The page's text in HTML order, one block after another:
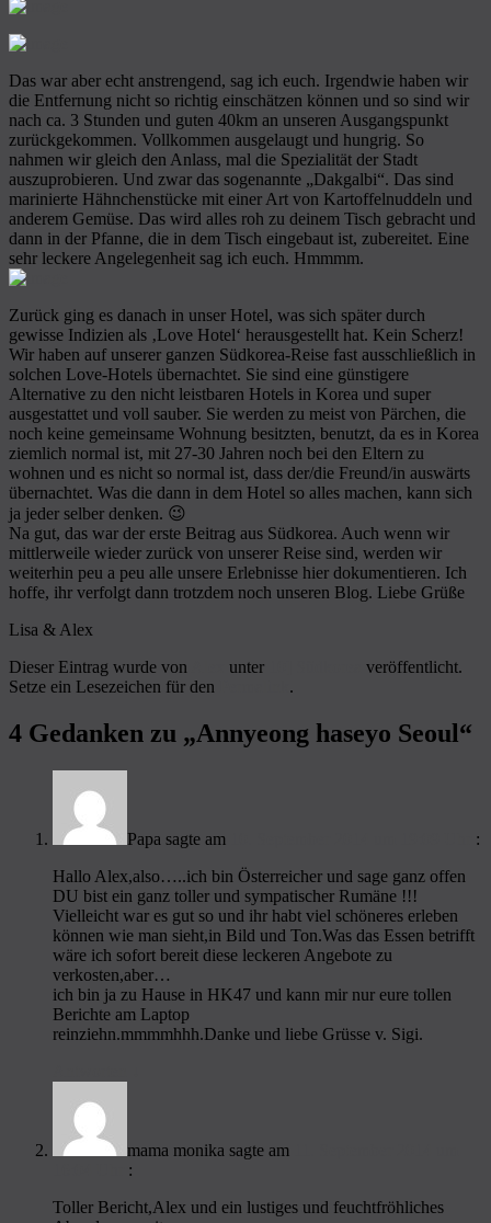
Das war aber echt anstrengend, sag ich euch. Irgendwie haben wir
die Entfernung nicht so richtig einschätzen können und so sind wir
nach ca. 3 Stunden und guten 40km an unseren Ausgangspunkt
zurückgekommen. Vollkommen ausgelaugt und hungrig. So
nahmen wir gleich den Anlass, mal die Spezialität der Stadt
auszuprobieren. Und zwar das sogenannte „Dakgalbi“. Das sind
marinierte Hähnchenstücke mit einer Art von Kartoffelnuddeln und
anderem Gemüse. Das wird alles roh zu deinem Tisch gebracht und
dann in der Pfanne, die in dem Tisch eingebaut ist, zubereitet. Eine
sehr leckere Angelegenheit sag ich euch. Hmmmm.
Zurück ging es danach in unser Hotel, was sich später durch
gewisse Indizien als ‚Love Hotel‘ herausgestellt hat. Kein Scherz!
Wir haben auf unserer ganzen Südkorea-Reise fast ausschließlich in
solchen Love-Hotels übernachtet. Sie sind eine günstigere
Alternative zu den nicht leistbaren Hotels in Korea und super
ausgestattet und voll sauber. Sie werden zu meist von Pärchen, die
noch keine gemeinsame Wohnung besitzten, benutzt, da es in Korea
ziemlich normal ist, mit 27-30 Jahren noch bei den Eltern zu
wohnen und es nicht so normal ist, dass der/die Freund/in auswärts
übernachtet. Was die dann in dem Hotel so alles machen, kann sich
ja jeder selber denken. 😉
Na gut, das war der erste Beitrag aus Südkorea. Auch wenn wir
mittlerweile wieder zurück von unserer Reise sind, werden wir
weiterhin peu a peu alle unsere Erlebnisse hier dokumentieren. Ich
hoffe, ihr verfolgt dann trotzdem noch unseren Blog. Liebe Grüße
Lisa & Alex
Dieser Eintrag wurde von
unter
veröffentlicht.
Setze ein Lesezeichen für den
.
4 Gedanken zu „Annyeong haseyo Seoul“
Papa sagte am
:
Hallo Alex,also…..ich bin Österreicher und sage ganz offen
DU bist ein ganz toller und sympatischer Rumäne !!!
Vielleicht war es gut so und ihr habt viel schöneres erleben
können wie man sieht,in Bild und Ton.Was das Essen betrifft
wäre ich sofort bereit diese leckeren Angebote zu
verkosten,aber…
ich bin ja zu Hause in HK47 und kann mir nur eure tollen
Berichte am Laptop
reinziehn.mmmmhhh.Danke und liebe Grüsse v. Sigi.
mama monika sagte am
:
Toller Bericht,Alex und ein lustiges und feuchtfröhliches